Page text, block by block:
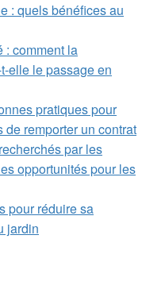
: quels bénéfices au
: comment la
elle le passage en
pratiques pour
remporter un contrat
par les
opportunités pour les
pour réduire sa
jardin